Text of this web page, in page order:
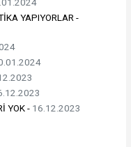
YAPIYORLAR -
YOK - 16.12.2023